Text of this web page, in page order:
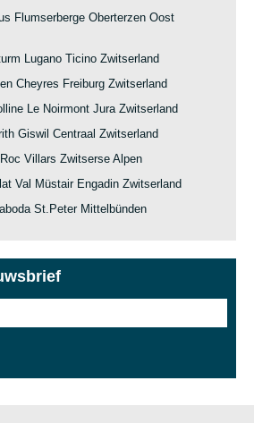
Flumserberge Oberterzen Oost
Lugano Ticino Zwitserland
Cheyres Freiburg Zwitserland
Le Noirmont Jura Zwitserland
Giswil Centraal Zwitserland
Villars Zwitserse Alpen
Val Müstair Engadin Zwitserland
St.Peter Mittelbünden